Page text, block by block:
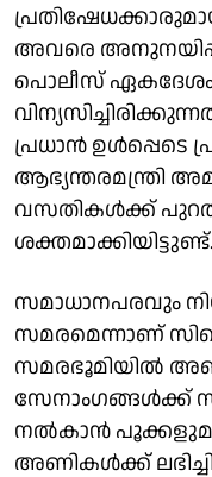
അവരെ
പൊലീസ് ഏകദേശം
പ്രധാൻ ഉൾപ്പെടെ
ആഭ്യന്തരമന്ത്രി
വസതികൾക്ക്
ശക്തമാക്കിയിട്ടുണ്ട്.
സമാധാനപരവും
സമരമെന്നാണ്
സമരഭൂമിയിൽ
സേനാംഗങ്ങൾക്ക്
നൽകാൻ
അണികൾക്ക്